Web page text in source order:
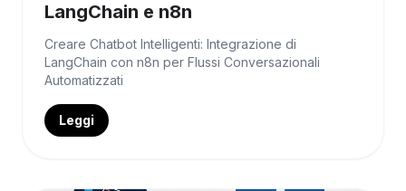
LangChain e n8n
Creare Chatbot Intelligenti: Integrazione di
LangChain con n8n per Flussi Conversazionali
Automatizzati
Leggi